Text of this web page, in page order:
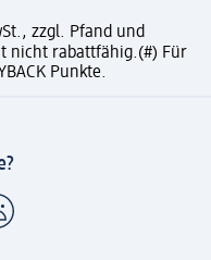
zzgl. Pfand und
nicht rabattfähig.(#) Für
Punkte.